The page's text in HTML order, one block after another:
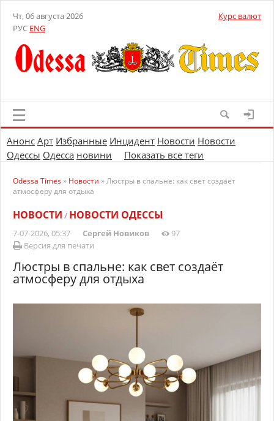
Чт, 06 августа 2026
РУС ENG
Курс валют
Анонс Арт Избранные Инцидент Новости Новости
Одессы Одесса новини Показать все теги
Odessa Times» Новости » Люстры в спальне: как свет создаёт
атмосферу для отдыха
НОВОСТИ / НОВОСТИ ОДЕССЫ
7-07-2026, 05:37 Сергей Новиков
97
Версия для печати
Люстры в спальне: как свет создаёт
атмосферу для отдыха